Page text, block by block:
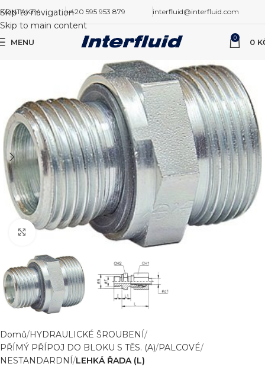
Skip to navigation
Skip to main content
KONTAKTY +420 595 953 879 interfluid@interfluid.com
MENU 0 0
Zvětšit obrázek
Domů HYDRAULICKÉ ŠROUBENÍ
PŘÍMÝ PŘÍPOJ DO BLOKU S TĚS. (A) PALCOVÉ
NESTANDARDNÍ LEHKÁ ŘADA (L)